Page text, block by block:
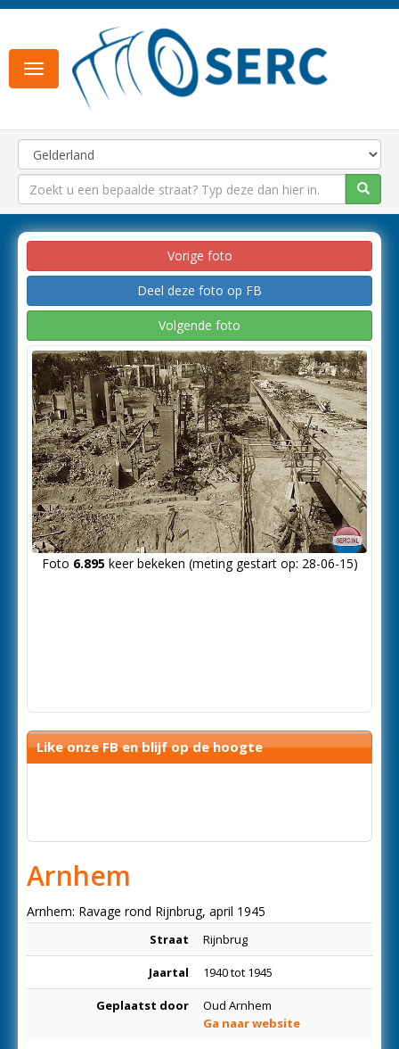
Toggle
navigation
Vorige foto
Deel deze foto op FB
Volgende foto
Foto 6.895keer bekeken (meting gestart op: 28-06-15)
Like onze FB en blijf op de hoogte
Arnhem
Arnhem: Ravage rond Rijnbrug, april 1945
Straat Rijnbrug
Jaartal 1940 tot 1945
Geplaatst door
Oud Arnhem
Ga naar website